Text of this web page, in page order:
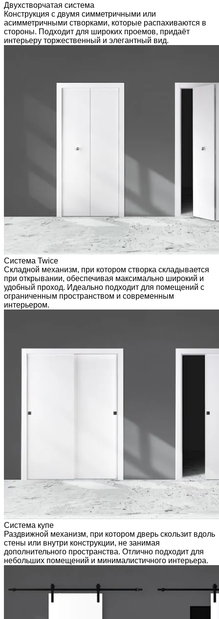
Двухстворчатая система
Конструкция с двумя симметричными или
асимметричными створками, которые распахиваются в
стороны. Подходит для широких проемов, придаёт
интерьеру торжественный и элегантный вид.
Система Twice
Складной механизм, при котором створка складывается
при открывании, обеспечивая максимально широкий и
удобный проход. Идеально подходит для помещений с
ограниченным пространством и современным
интерьером.
Система купе
Раздвижной механизм, при котором дверь скользит вдоль
стены или внутри конструкции, не занимая
дополнительного пространства. Отлично подходит для
небольших помещений и минималистичного интерьера.